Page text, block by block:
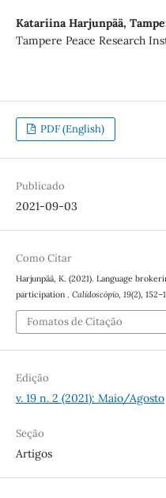
Katariina Harjunpää,
Tampere Peace Research
PDF (English)
Publicado
2021-09-03
Como Citar
Harjunpää, K. (2021). Language
participation . Calidoscópio, 19(2),
Fomatos de Citação
Edição
v. 19 n. 2 (2021): Maio/Agosto
Seção
Artigos